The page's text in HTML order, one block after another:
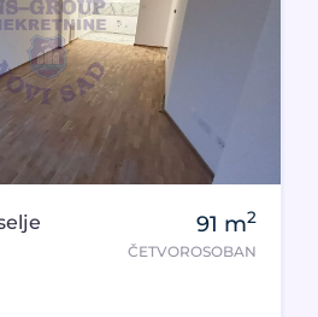
91 m2
ČETVOROSOBAN